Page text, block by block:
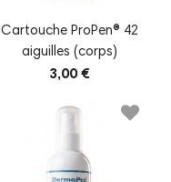
Cartouche ProPen® 42
aiguilles (corps)
3,00 €